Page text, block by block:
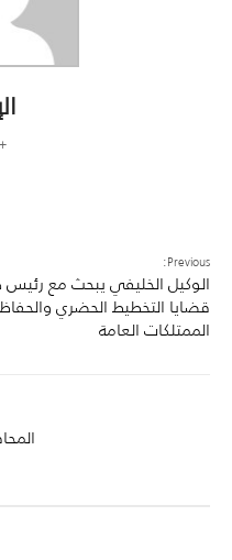
Previous:
الوكيل الخليفي يبحث مع رئيس
قضايا التخطيط الحضري
الممتلكات العامة